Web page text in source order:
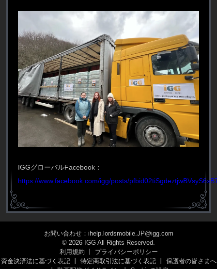
IGGグローバルFacebook：
https://www.facebook.com/igg/posts/
お問い合わせ：ihelp.lordsmobile.JP@igg.com
© 2026 IGG All Rights Reserved.
利用規約 丨 プライバシーポリシー
資金決済法に基づく表記丨 特定商取引法に基づく表記丨 保護者の皆さまへ